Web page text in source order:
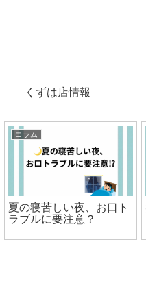
くずは店情報
コラム
夏バテ、実は口の中にも
影響がある？